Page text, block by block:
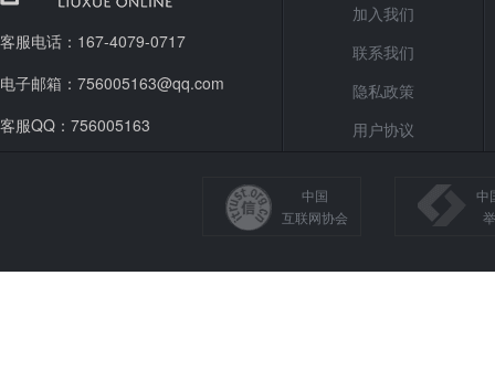
客服电话：167-4079-0717
电子邮箱：756005163@qq.com
客服QQ：756005163
加入我们
联系我们
隐私政策
用户协议
中国
互联网协会
中